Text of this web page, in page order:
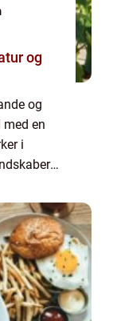
og
og
en
i
i